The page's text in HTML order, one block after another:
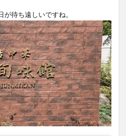
待ち遠しいですね。